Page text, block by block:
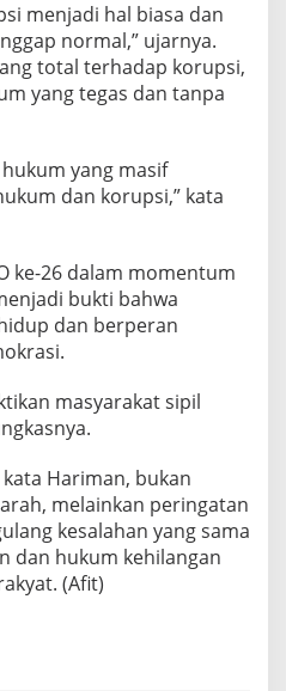
menjadi hal biasa dan
normal,” ujarnya.
total terhadap korupsi,
yang tegas dan tanpa
yang masif
dan korupsi,” kata
ke-26 dalam momentum
bukti bahwa
dan berperan
masyarakat sipil
Hariman, bukan
melainkan peringatan
kesalahan yang sama
dan hukum kehilangan
(Afit)